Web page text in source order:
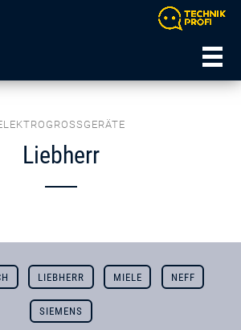
Liebherr
LIEBHERR MIELE NEFF
SIEMENS